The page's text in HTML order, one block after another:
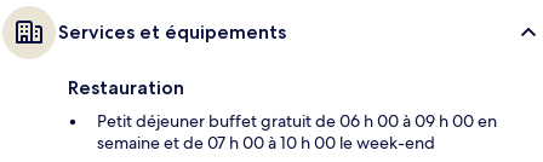
Services et équipements
Restauration
Petit déjeuner buffet gratuit de 06 h 00 à 09 h 00 en
semaine et de 07 h 00 à 10 h 00 le week-end